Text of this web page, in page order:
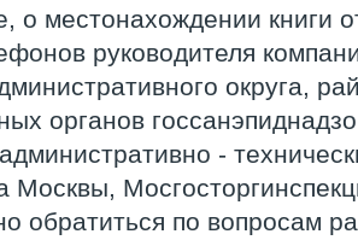
о местонахождении книги
руководителя
округа,
органов
-
Москвы,
обратиться по вопросам